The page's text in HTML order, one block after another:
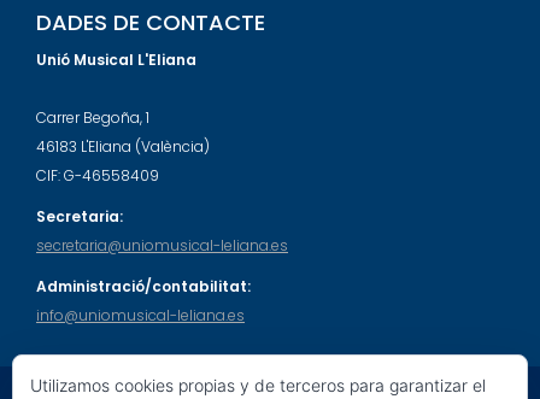
DADES DE CONTACTE
Unió Musical L'Eliana
Carrer Begoña, 1
46183 L'Eliana (València)
CIF: G-46558409
Secretaria:
secretaria@uniomusical-leliana.es
Administració/contabilitat:
info@uniomusical-leliana.es
Utilizamos cookies propias y de terceros para garantizar el